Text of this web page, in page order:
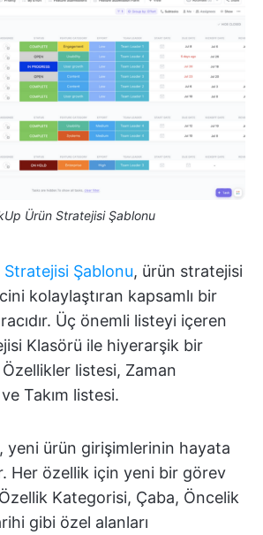
Ürün Stratejisi Şablonu
Stratejisi Şablonu, ürün stratejisi
kolaylaştıran kapsamlı bir
Üç önemli listeyi içeren
Klasörü ile hiyerarşik bir
listesi, Zaman
Takım listesi.
yeni ürün girişimlerinin hayata
Her özellik için yeni bir görev
Kategorisi, Çaba, Öncelik
gibi özel alanları